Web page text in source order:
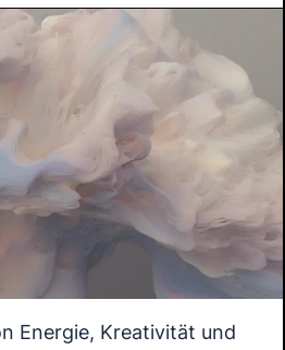
Energie, Kreativität und